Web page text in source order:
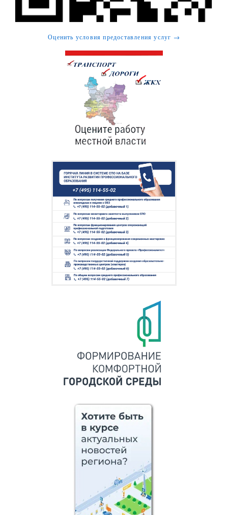
Оценить условия предоставления услуг →